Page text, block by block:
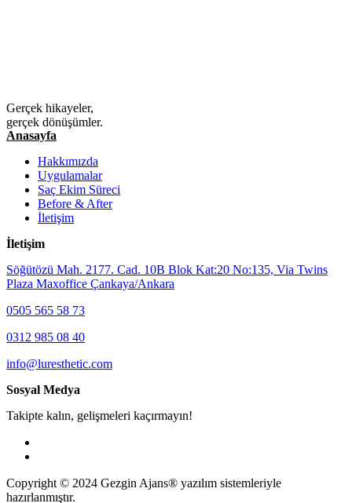
Gerçek hikayeler,
gerçek dönüşümler.
Anasayfa
Hakkımızda
Uygulamalar
Saç Ekim Süreci
Before & After
İletişim
İletişim
Söğütözü Mah. 2177. Cad. 10B Blok Kat:20 No:135, Via Twins
Plaza Maxoffice Çankaya/Ankara
0505 565 58 73
0312 985 08 40
info@luresthetic.com
Sosyal Medya
Takipte kalın, gelişmeleri kaçırmayın!
Copyright © 2024 Gezgin Ajans® yazılım sistemleriyle
hazırlanmıştır.